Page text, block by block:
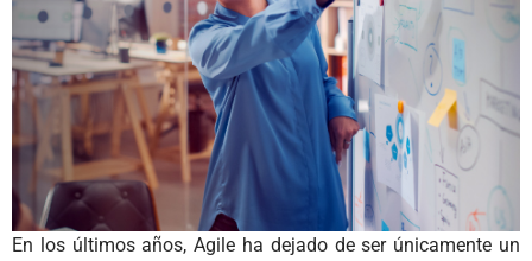
En los últimos años, Agile ha dejado de ser únicamente un